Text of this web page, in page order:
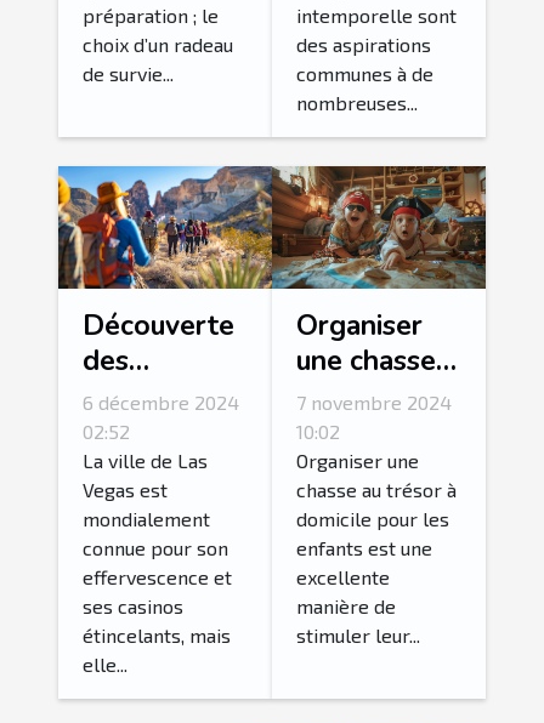
préparation ; le
choix d’un radeau
de survie...
intemporelle sont
des aspirations
communes à de
nombreuses...
Découverte
des
merveilles
naturelles
autour de
Las Vegas
en excursion
guidée
6 décembre 2024
02:52
La ville de Las
Vegas est
mondialement
connue pour son
effervescence et
ses casinos
étincelants, mais
elle...
Organiser
une chasse
au trésor
thématique
pour enfants
à domicile
7 novembre 2024
10:02
Organiser une
chasse au trésor à
domicile pour les
enfants est une
excellente
manière de
stimuler leur...